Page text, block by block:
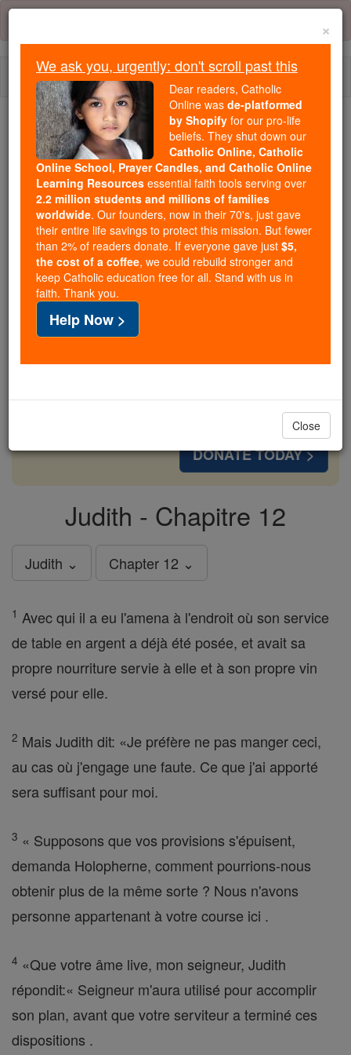
Skip
content
Because of You, 2.2 Million
Students Are Being Formed in the
Faith
Because of generous supporters like you,
Catholic Online School has already delivered
free, faithful Catholic education to over 2.2
million students across 193 countries. In an age
of noise and algorithms, you are helping form
souls with truth, prayer, Scripture, and Christ.
If everyone who reads this gave just $5 — the
free for all. Be Courageous. Be Catholic. Stand
DONATE TODAY >
Judith - Chapitre 12
Judith ⌄ Chapter 12 ⌄
1 Avec qui il a eu l'amena à l'endroit où son service
de table en argent a déjà été posée, et avait sa
propre nourriture servie à elle et à son propre vin
versé pour elle.
2 Mais Judith dit: «Je préfère ne pas manger ceci,
au cas où j'engage une faute. Ce que j'ai apporté
sera suffisant pour moi.
3 « Supposons que vos provisions s'épuisent,
demanda Holopherne, comment pourrions-nous
obtenir plus de la même sorte ? Nous n'avons
personne appartenant à votre course ici .
4 «Que votre âme live, mon seigneur, Judith
répondit:« Seigneur m'aura utilisé pour accomplir
son plan, avant que votre serviteur a terminé ces
dispositions .
×
We ask you, urgently: don't scroll past this
Dear readers, Catholic
Online was de-platformed
by Shopify for our pro-life
beliefs. They shut down our
Catholic Online, Catholic
Online School, Prayer Candles, and Catholic Online
Learning Resources essential faith tools serving over
2.2 million students and millions of families
worldwide. Our founders, now in their 70's, just gave
their entire life savings to protect this mission. But fewer
than 2% of readers donate. If everyone gave just $5,
the cost of a coffee, we could rebuild stronger and
keep Catholic education free for all. Stand with us in
faith. Thank you.
Help Now >
Close